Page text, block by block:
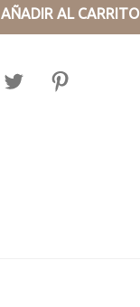
AÑADIR AL CARRITO